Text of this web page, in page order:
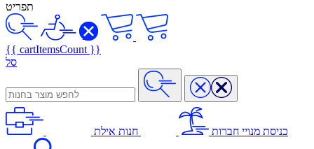
תפריט
{{ cartItemsCount }}
סל
כניסת מנויי חברות חנות אילת